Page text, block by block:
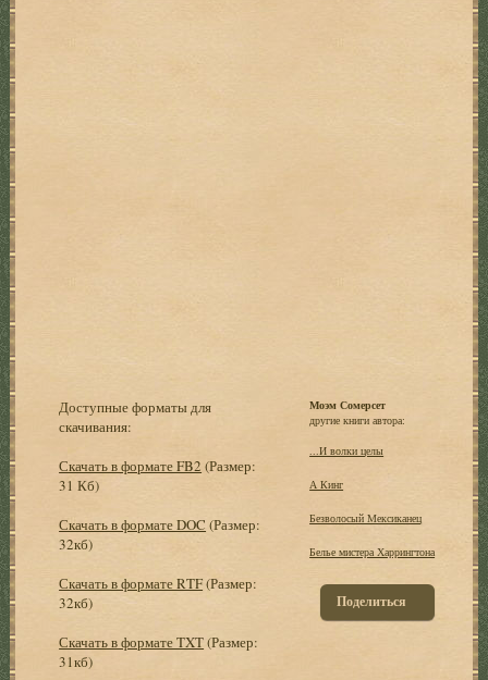
Доступные форматы для
скачивания:
Скачать в формате FB2 (Размер:
31 Кб)
Скачать в формате DOC (Размер:
32кб)
Скачать в формате RTF(Размер:
32кб)
Скачать в формате TXT(Размер:
31кб)
Моэм Сомерсет
другие книги автора:
...И волки целы
А Кинг
Безволосый Мексиканец
Белье мистера Харрингтона
Поделиться